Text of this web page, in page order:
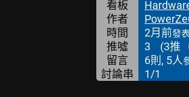
看板
作者
時間 2月前發表
推噓 3 (3推
留言
6則, 5人
討論串 1/1